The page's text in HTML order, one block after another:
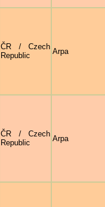
ČR / Czech
Republic
Arpa
ČR / Czech
Republic
Arpa